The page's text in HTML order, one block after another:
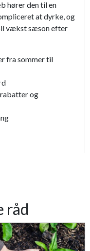
hører den til en
at dyrke, og
vækst sæson efter
fra sommer til
og
råd